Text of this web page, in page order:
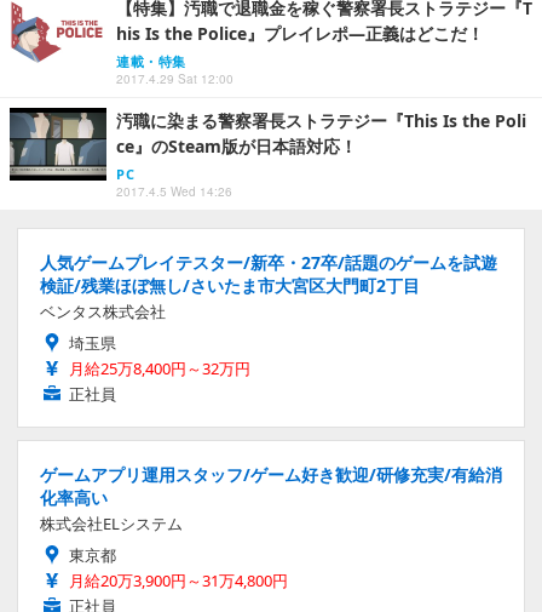
【特集】汚職で退職金を稼ぐ警察署長ストラテジー『T
his Is the Police』プレイレポ―正義はどこだ！
連載・特集
2017.4.29 Sat 12:00
汚職に染まる警察署長ストラテジー『This Is the Poli
ce』のSteam版が日本語対応！
PC
2017.4.5 Wed 14:26
人気ゲームプレイテスター/新卒・27卒/話題のゲームを試遊
検証/残業ほぼ無し/さいたま市大宮区大門町2丁目
ベンタス株式会社
埼玉県
月給25万8,400円～32万円
正社員
ゲームアプリ運用スタッフ/ゲーム好き歓迎/研修充実/有給消
化率高い
株式会社ELシステム
東京都
月給20万3,900円～31万4,800円
正社員